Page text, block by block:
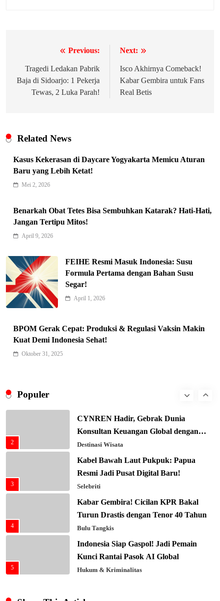
Populer
5
Indonesia Siap Gaspol! Jadi Pemain
Kunci Rantai Pasok AI Global
Negara G20 di Awal 2026
Editorial
Xenco Medical Raih Penghargaan
2
CYNREN Hadir, Gebrak Dunia
Konsultan Keuangan Global dengan
Sentuhan AI
Destinasi Wisata
3
Kabel Bawah Laut Pukpuk: Papua
Resmi Jadi Pusat Digital Baru!
Selebriti
4
Kabar Gembira! Cicilan KPR Bakal
Turun Drastis dengan Tenor 40 Tahun
Bulu Tangkis
5
Indonesia Siap Gaspol! Jadi Pemain
Kunci Rantai Pasok AI Global
Hukum & Kriminalitas
Negara G20 di Awal 2026
pos
Previous:
Tragedi Ledakan Pabrik
Baja di Sidoarjo: 1 Pekerja
Tewas, 2 Luka Parah!
Next:
Isco Akhirnya Comeback!
Kabar Gembira untuk Fans
Real Betis
Related News
Kasus Kekerasan di Daycare Yogyakarta Memicu Aturan
Baru yang Lebih Ketat!
Mei 2, 2026
Benarkah Obat Tetes Bisa Sembuhkan Katarak? Hati-Hati,
Jangan Tertipu Mitos!
April 9, 2026
FEIHE Resmi Masuk Indonesia: Susu
Formula Pertama dengan Bahan Susu
Segar!
April 1, 2026
BPOM Gerak Cepat: Produksi & Regulasi Vaksin Makin
Kuat Demi Indonesia Sehat!
Oktober 31, 2025